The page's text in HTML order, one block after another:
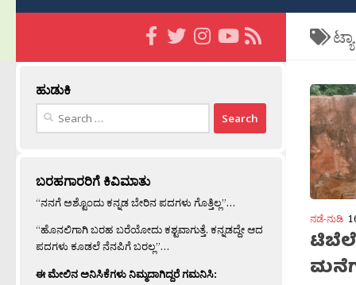
ನಡೆ-ನುಡಿ
ಟಿಬೆಲೆ
ಹುಡುಕಿ
Search
ಬರಹಗಾರರಿಗೆ ಕಿವಿಮಾತು
“ನನಗೆ ಅಶ್ಟೊಂದು ಕನ್ನಡ ಬೇರಿನ ಪದಗಳು ಗೊತ್ತಿಲ್ಲ”…
“ಹೊನಲಿಗಾಗಿ ಬರಹ ಬರೆಯೋದು ಕಶ್ಟವಾಗುತ್ತೆ. ಕನ್ನಡದ್ದೇ ಆದ
ಪದಗಳು ಕೂಡಲೆ ನೆನಪಿಗೆ ಬರಲ್ಲ”…
ಈ ಮೇಲಿನ ಅನಿಸಿಕೆಗಳು ನಿಮ್ಮದಾಗಿದ್ದರೆ ಗಮನಿಸಿ: